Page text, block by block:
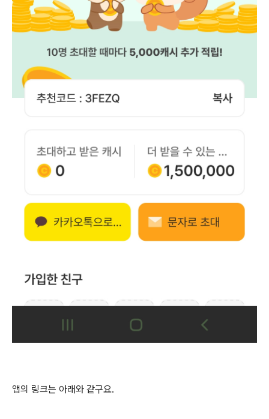
앱의 링크는 아래와 같구요.